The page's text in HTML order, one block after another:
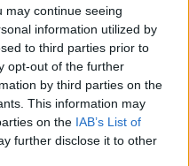
may continue seeing
information utilized by
to third parties prior to
opt-out of the further
by third parties on the
This information may
on the IAB’s List of
further disclose it to other
a környezetre, hogy a